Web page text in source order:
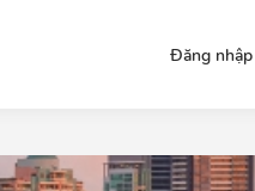
Đăng nhập